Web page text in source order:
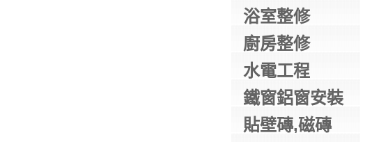
浴室整修
廚房整修
水電工程
鐵窗鋁窗安裝
貼壁磚,磁磚